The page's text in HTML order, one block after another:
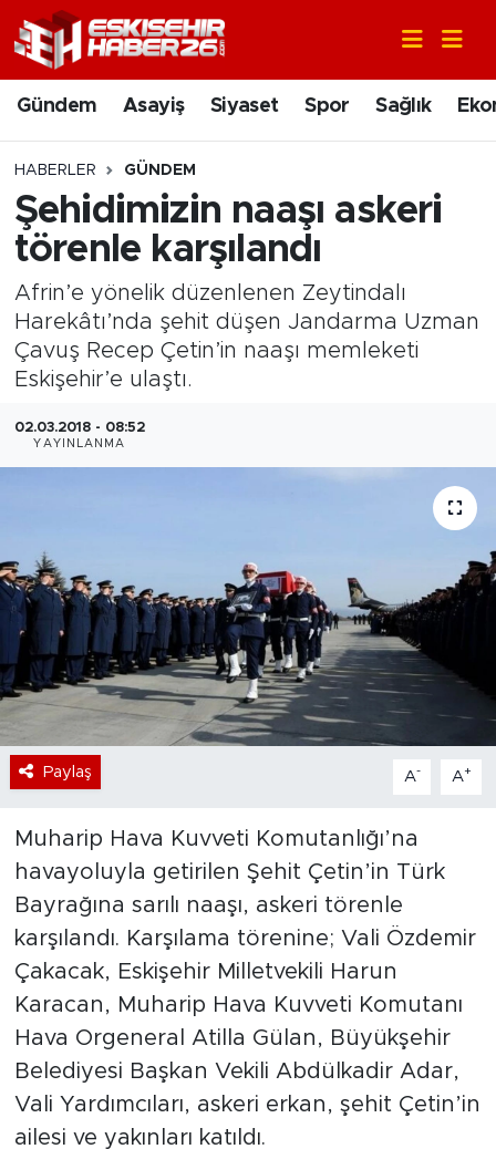
Gündem Asayiş Siyaset Spor Sağlık
HABERLER GÜNDEM
Şehidimizin naaşı askeri
törenle karşılandı
Afrin’e yönelik düzenlenen Zeytindalı
Harekâtı’nda şehit düşen Jandarma Uzman
Çavuş Recep Çetin’in naaşı memleketi
Eskişehir’e ulaştı.
02.03.2018 - 08:52
YAYINLANMA
Paylaş A- A+
Muharip Hava Kuvveti Komutanlığı’na
havayoluyla getirilen Şehit Çetin’in Türk
Bayrağına sarılı naaşı, askeri törenle
karşılandı. Karşılama törenine; Vali Özdemir
Çakacak, Eskişehir Milletvekili Harun
Karacan, Muharip Hava Kuvveti Komutanı
Hava Orgeneral Atilla Gülan, Büyükşehir
Belediyesi Başkan Vekili Abdülkadir Adar,
Vali Yardımcıları, askeri erkan, şehit Çetin’in
ailesi ve yakınları katıldı.
Gündem
Asayiş
Siyaset
Spor
Sağlık
Ekonomi
Eğitim
Teknoloji
Magazin
Dünya
Sektör
Nöbetçi Eczaneler
Hava Durumu
Trafik Durumu
Süper Lig Puan Durumu ve Fikstür
Tüm Manşetler
Son Dakika Haberleri
Haber Arşivi